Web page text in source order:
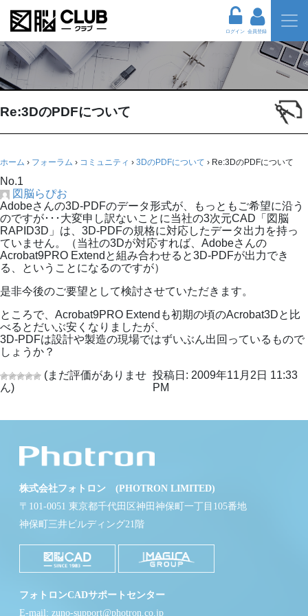
ログイン 会員登録
Re:3DのPDFについて
ホーム › フォーラム › コミュニティ › 3DのPDFについて › Re:3DのPDFについて
No.1
図脳らぴお
Adobeさんの3D-PDFのデータ形式が、もっともご希望に沿う
のですが･･･大変申し訳ないことに当社の3次元CAD「図脳
RAPID3D」は、3D-PDFの規格に対応したデータ出力を持っ
ていません。（当社の3Dが対応すれば、Adobeさんの
Acrobat9PRO Extendと組み合わせると3D-PDFが出力でき
る、ということになるのですが）
是非今後のご要望として検討させていただきます。
ところで、Acrobat9PRO Extendも初期の頃のAcrobat3Dと比
べるとだいぶ安くなりましたが、
3D-PDFは設計や製造の現場ではずいぶん出回っているもので
しょうか？
(まだ評価がありませ
ん)
投稿日: 2009年11月2日 11:33
PM
株式会社フォトロン (PHOTRON LIMITED)
〒101-0051 東京都千代田区神田神保町一丁目105番地
神保町三井ビルディング21階
フォトロンCADサポートセンター
E-mail: zuno-support@photron.co.jp